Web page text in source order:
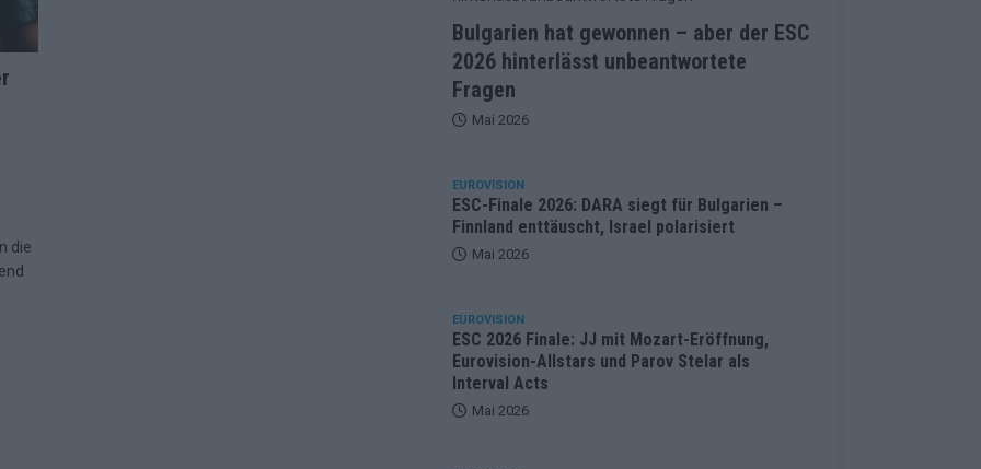
2026: Monaco, Sallys Café und Westernstadt – alle Neuheiten
aber der ESC 2026 hinterlässt unbeantwortete Fragen
die
Bulgarien hat gewonnen – aber der ESC
2026 hinterlässt unbeantwortete
Fragen
Mai 2026
EUROVISION
ESC-Finale 2026: DARA siegt für Bulgarien –
Finnland enttäuscht, Israel polarisiert
Mai 2026
EUROVISION
ESC 2026 Finale: JJ mit Mozart-Eröffnung,
Eurovision-Allstars und Parov Stelar als
Interval Acts
Mai 2026